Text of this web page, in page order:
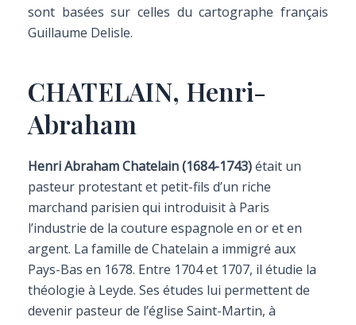
sont basées sur celles du cartographe français
Guillaume Delisle.
CHATELAIN, Henri-
Abraham
Henri Abraham Chatelain (1684-1743)était un
pasteur protestant et petit-fils d’un riche
marchand parisien qui introduisit à Paris
l’industrie de la couture espagnole en or et en
argent. La famille de Chatelain a immigré aux
Pays-Bas en 1678. Entre 1704 et 1707, il étudie la
théologie à Leyde. Ses études lui permettent de
devenir pasteur de l’église Saint-Martin, à